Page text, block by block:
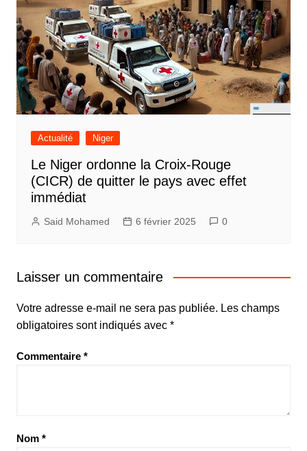
Actualité Niger
Le Niger ordonne la Croix-Rouge
(CICR) de quitter le pays avec effet
immédiat
Said Mohamed 6 février 2025 0
Laisser un commentaire
Votre adresse e-mail ne sera pas publiée. Les champs
obligatoires sont indiqués avec *
Commentaire *
Nom *